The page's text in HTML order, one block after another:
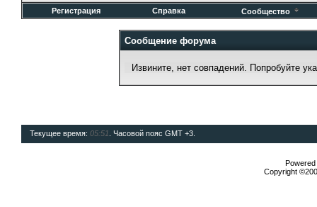
Регистрация Справка Сообщество
Сообщение форума
Извините, нет совпадений. Попробуйте
Текущее время: 05:51 . Часовой пояс GMT +3.
Copyright